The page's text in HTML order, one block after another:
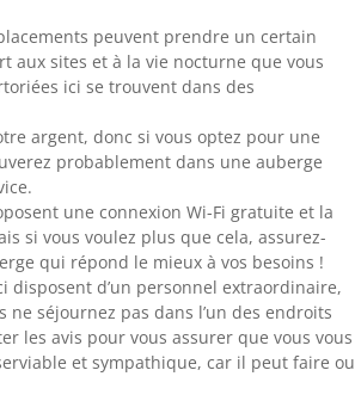
peuvent prendre un certain
aux sites et à la vie nocturne que vous
ici se trouvent dans des
argent, donc si vous optez pour une
probablement dans une auberge
une connexion Wi-Fi gratuite et la
si vous voulez plus que cela, assurez-
qui répond le mieux à vos besoins !
disposent d’un personnel extraordinaire,
séjournez pas dans l’un des endroits
les avis pour vous assurer que vous vous
et sympathique, car il peut faire ou